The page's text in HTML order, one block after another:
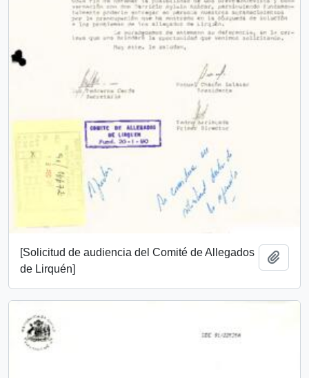
[Solicitud de audiencia del Comité de Allegados
de Lirquén]